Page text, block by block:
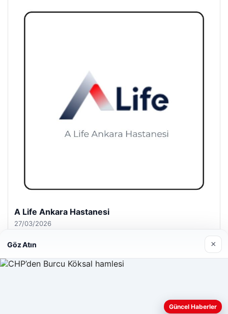
A Life Ankara Hastanesi
27/03/2026
deneyiminizi kişiselleştirmek ve geliştirmek amacıyla çerezler
Göz Atın ×
Güncel Haberler